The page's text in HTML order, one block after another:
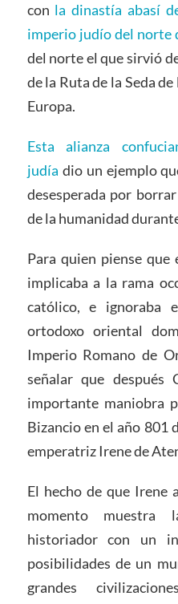
con la dinastía abasí
imperio judío del norte
del norte el que sirvió
de la Ruta de la Seda
Europa.
Esta alianza
judía dio un ejemplo
desesperada por
de la humanidad
Para quien piense que
implicaba a la rama
católico, e ignoraba
ortodoxo oriental
Imperio Romano de
señalar que después
importante maniobra
Bizancio en el año 801
emperatriz Irene de
El hecho de que Irene
momento muestra
historiador con un
posibilidades de un
grandes